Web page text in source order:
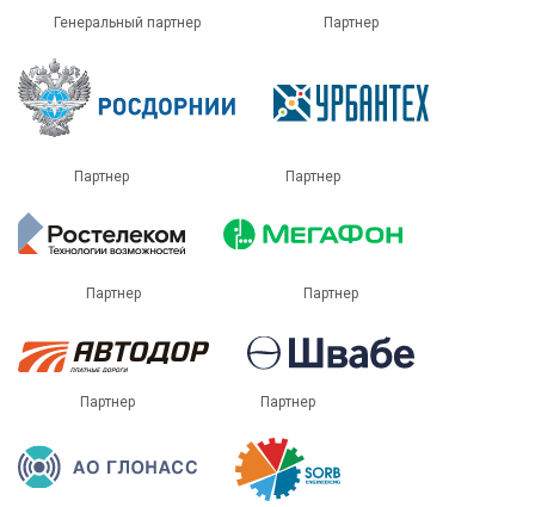
Генеральный партнер Партнер
Партнер Партнер
Партнер Партнер
Партнер Партнер